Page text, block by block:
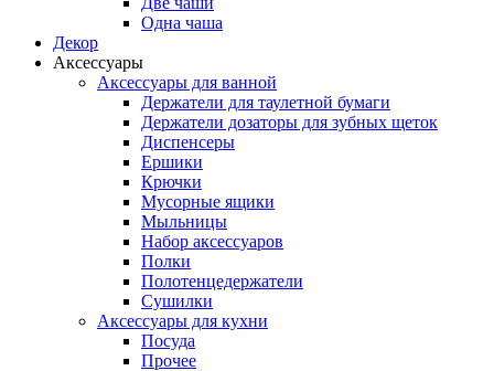
Одна чаша
Декор
Аксессуары
Аксессуары для ванной
Держатели для таулетной бумаги
Держатели дозаторы для зубных щеток
Диспенсеры
Ершики
Крючки
Мусорные ящики
Мыльницы
Набор аксессуаров
Полки
Полотенцедержатели
Сушилки
Аксессуары для кухни
Посуда
Прочее